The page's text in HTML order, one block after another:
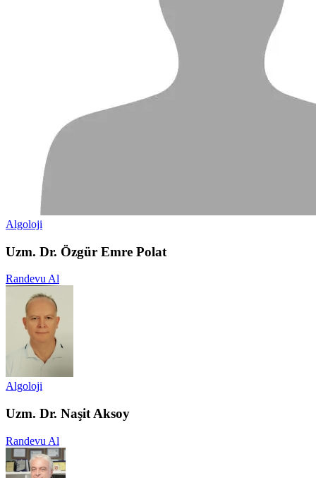
Algoloji
Uzm. Dr. Özgür Emre Polat
Randevu Al
Algoloji
Uzm. Dr. Naşit Aksoy
Randevu Al